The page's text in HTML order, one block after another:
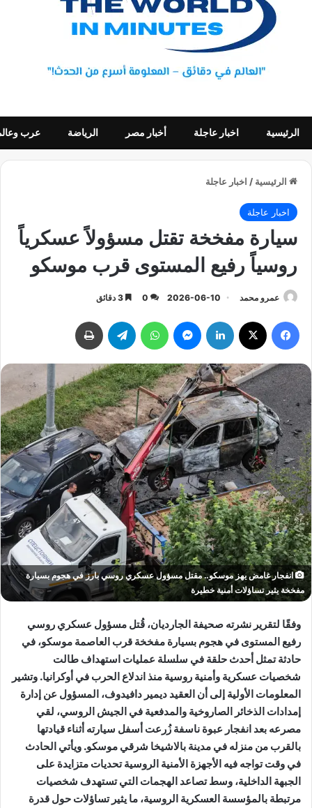
الرئيسية اخبار عاجلة أخبار مصر الرياضة عرب
الرئيسية / اخبار عاجلة
اخبار عاجلة
سيارة مفخخة تقتل مسؤولاً عسكرياً
روسياً رفيع المستوى قرب موسكو
عمرو محمد 2026-06-10
0
انفجار غامض يهز موسكو.. مقتل مسؤول عسكري روسي بارز في هجوم بسيارة
مفخخة يثير تساؤلات أمنية خطيرة
وفقًا لتقرير نشرته صحيفة الجارديان، قُتل مسؤول عسكري روسي
رفيع المستوى في هجوم بسيارة مفخخة قرب العاصمة موسكو، في
حادثة تمثل أحدث حلقة في سلسلة عمليات استهداف طالت
شخصيات عسكرية وأمنية روسية منذ اندلاع الحرب في أوكرانيا. وتشير
المعلومات الأولية إلى أن العقيد ديمير دافيدوف، المسؤول عن إدارة
إمدادات الذخائر الصاروخية والمدفعية في الجيش الروسي، لقي
مصرعه بعد انفجار عبوة ناسفة زُرعت أسفل سيارته أثناء قيادتها
بالقرب من منزله في مدينة بالاشيخا شرقي موسكو. ويأتي الحادث
في وقت تواجه فيه الأجهزة الأمنية الروسية تحديات متزايدة على
الجبهة الداخلية، وسط تصاعد الهجمات التي تستهدف شخصيات
مرتبطة بالمؤسسة العسكرية الروسية، ما يثير تساؤلات حول قدرة